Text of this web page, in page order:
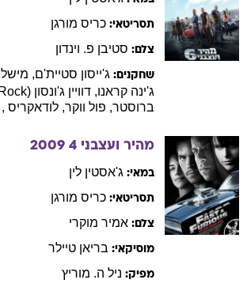
תסריטאי: כריס מורגן
צלם: סטיבן פ. וינדון
שחקנים: ג'ייסון סטיית'ם, מישל
ג'ינה קראנו, דוויין ג'ונסון (The Rock)
ברוסטר, פול ווקר, לודאקריס ,
מהיר ועצבני 4 2009
במאי: ג'אסטין לין
תסריטאי: כריס מורגן
צלם: אמיר מוקרי
מוסיקאי: בריאן טיילר
מפיק: ניל ה. מוריץ